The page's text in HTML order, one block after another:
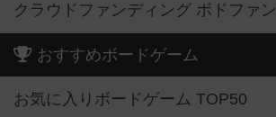
クラウドファンディング ボドファン
おすすめボードゲーム
お気に入りボードゲーム TOP50